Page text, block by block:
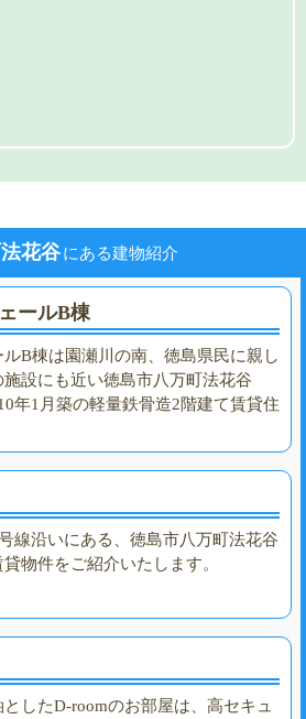
花谷 にある建物紹介
ールB棟
B棟は園瀬川の南、徳島県民に親し
設にも近い徳島市八万町法花谷
年1月築の軽量鉄骨造2階建て賃貸住
線沿いにある、徳島市八万町法花谷
物件をご紹介いたします。
したD-roomのお部屋は、高セキュ